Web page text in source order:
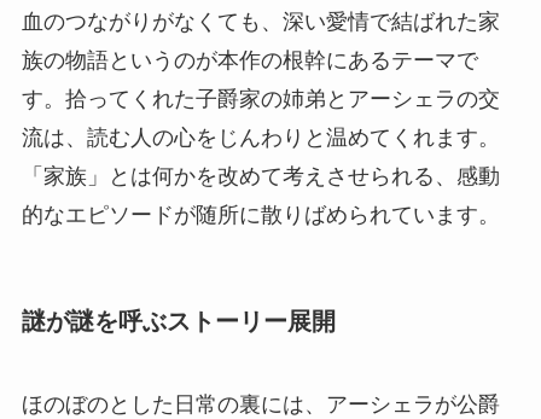
血のつながりがなくても、深い愛情で結ばれた家
族の物語というのが本作の根幹にあるテーマで
す。拾ってくれた子爵家の姉弟とアーシェラの交
流は、読む人の心をじんわりと温めてくれます。
「家族」とは何かを改めて考えさせられる、感動
的なエピソードが随所に散りばめられています。
謎が謎を呼ぶストーリー展開
ほのぼのとした日常の裏には、アーシェラが公爵